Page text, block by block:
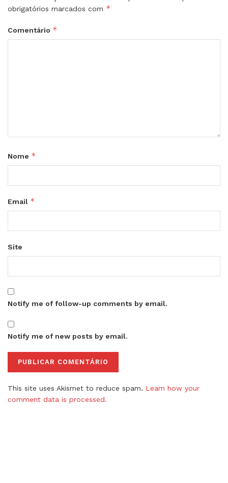
obrigatórios marcados com *
Comentário *
Nome *
Email *
Site
Notify me of follow-up comments by email.
Notify me of new posts by email.
This site uses Akismet to reduce spam. Learn how your
comment data is processed.